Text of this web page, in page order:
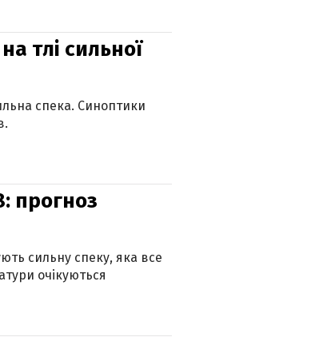
тлі сильної
спека. Синоптики
прогноз
сильну спеку, яка все
очікуються